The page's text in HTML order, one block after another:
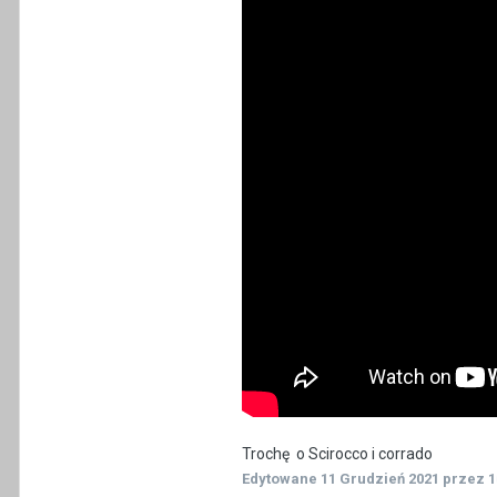
Trochę o Scirocco i corrado
Edytowane 11 Grudzień 2021 przez